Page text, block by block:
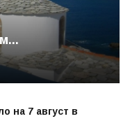
на 7 август в